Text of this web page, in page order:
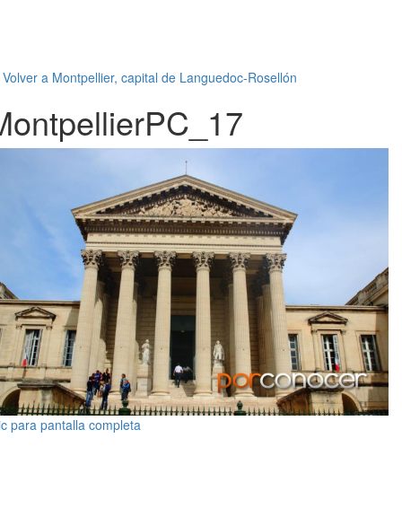
Volver a Montpellier, capital de Languedoc-Rosellón
para pantalla completa